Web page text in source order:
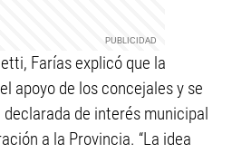
Farías explicó que la
apoyo de los concejales y se
de interés municipal
a la Provincia. “La idea